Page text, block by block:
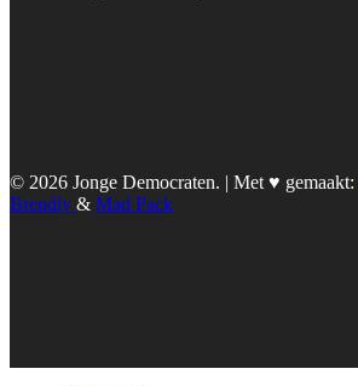
© 2026 Jonge Democraten. | Met ♥︎ gemaakt:
Brendly & Mad Pack